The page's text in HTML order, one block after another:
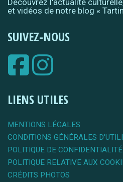
et vidéos de notre blog «
SUIVEZ-NOUS
LIENS UTILES
MENTIONS LÉGALES
CONDITIONS GÉNÉRALES
POLITIQUE DE CONFIDENTIALITÉ
POLITIQUE RELATIVE AUX
CRÉDITS PHOTOS